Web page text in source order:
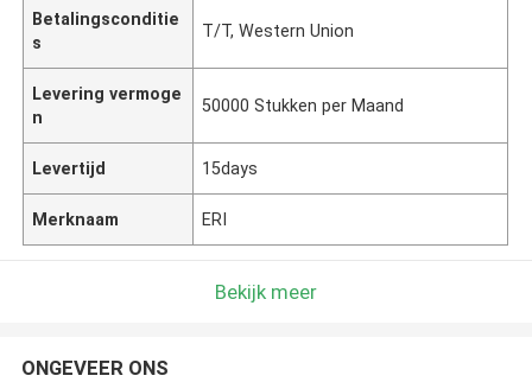
Betalingsconditie
s
T/T, Western Union
Levering vermoge
n
50000 Stukken per Maand
Levertijd 15days
Merknaam ERI
Bekijk meer
ONGEVEER ONS